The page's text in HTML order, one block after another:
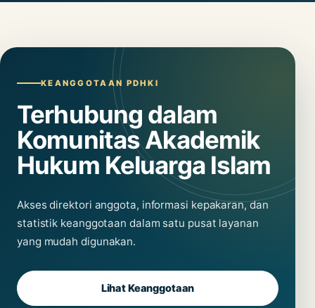
KEANGGOTAAN PDHKI
Terhubung dalam
Komunitas Akademik
Hukum Keluarga Islam
Akses direktori anggota, informasi kepakaran, dan
statistik keanggotaan dalam satu pusat layanan
yang mudah digunakan.
Lihat Keanggotaan